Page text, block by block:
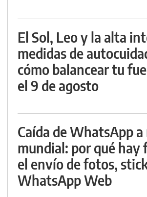
El Sol, Leo y la alta
medidas de
cómo balancear tu
el 9 de agosto
Caída de WhatsApp
mundial: por qué hay
el envío de fotos,
WhatsApp Web